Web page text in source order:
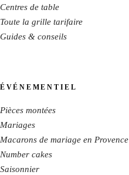
Centres de table
Toute la grille tarifaire
Guides & conseils
ÉVÉNEMENTIEL
Pièces montées
Mariages
Macarons de mariage en Provence
Number cakes
Saisonnier